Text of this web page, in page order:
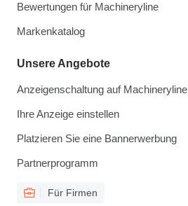
Bewertungen für Machineryline
Markenkatalog
Unsere Angebote
Anzeigenschaltung auf Machineryline
Ihre Anzeige einstellen
Platzieren Sie eine Bannerwerbung
Partnerprogramm
Für Firmen